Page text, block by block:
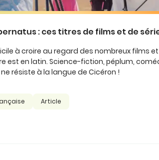
: ces titres de films et de
à croire au regard des nombreux films
est en latin. Science-fiction, péplum,
résiste à la langue de Cicéron !
Article